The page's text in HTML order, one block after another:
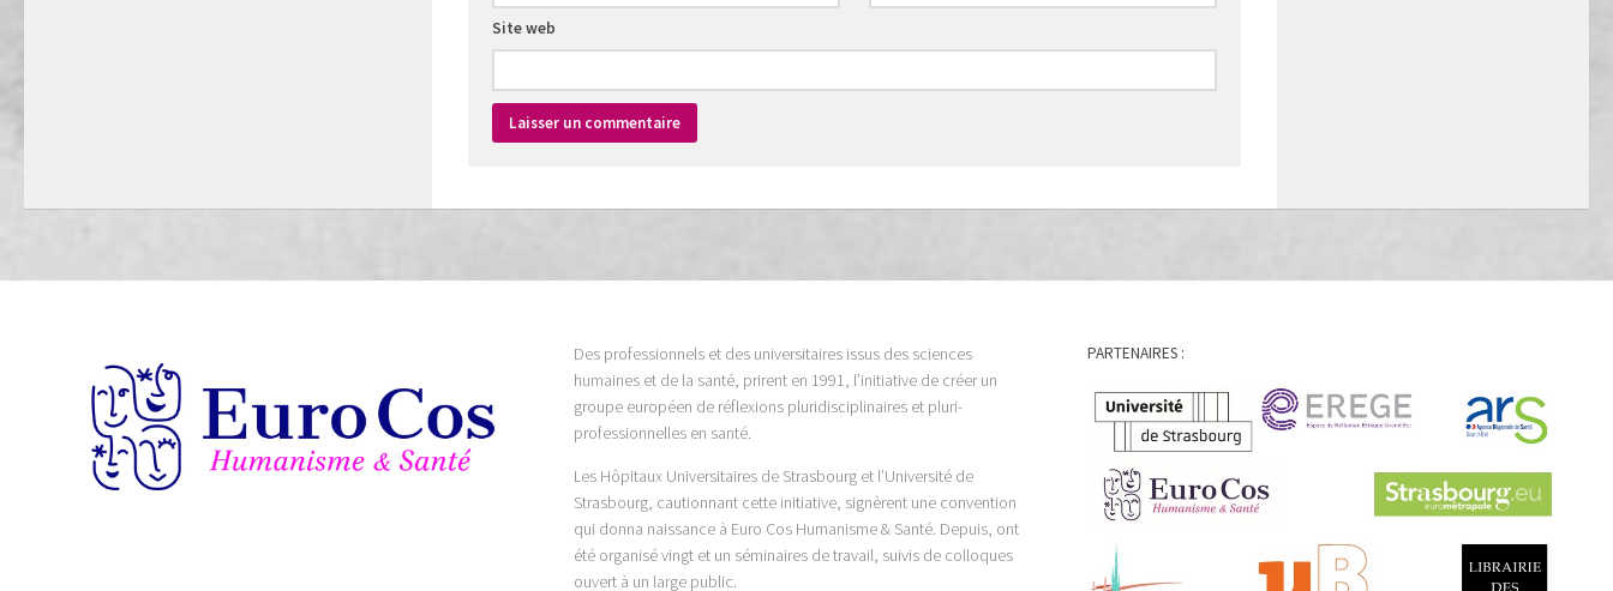
Site web
Des professionnels et des universitaires issus des sciences
humaines et de la santé, prirent en 1991, l’initiative de créer un
groupe européen de réflexions pluridisciplinaires et pluri-
professionnelles en santé.
Les Hôpitaux Universitaires de Strasbourg et l’Université de
Strasbourg, cautionnant cette initiative, signèrent une convention
qui donna naissance à Euro Cos Humanisme & Santé. Depuis, ont
été organisé vingt et un séminaires de travail, suivis de colloques
ouvert à un large public.
PARTENAIRES :